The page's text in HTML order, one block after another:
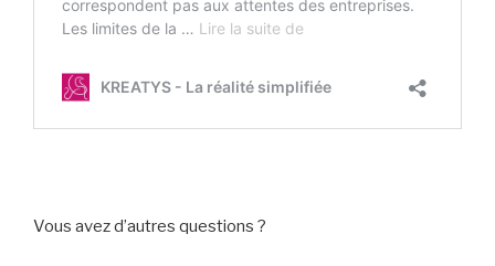
Vous avez d’autres questions ?